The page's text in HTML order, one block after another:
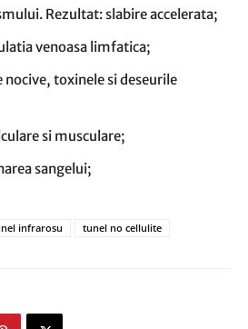
Rezultat: slabire accelerata;
venoasa limfatica;
toxinele si deseurile
si musculare;
sangelui;
infrarosu tunel no cellulite